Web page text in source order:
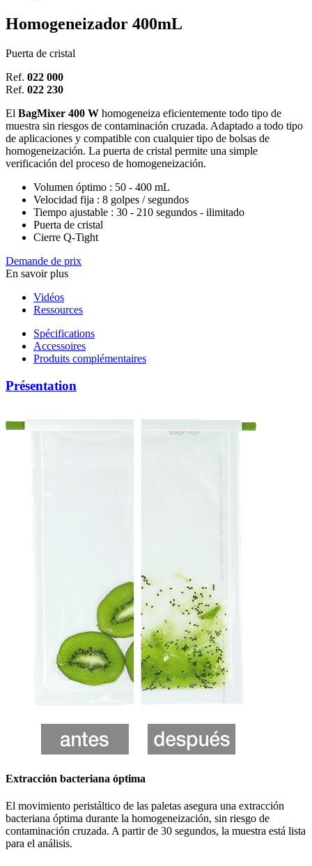
Homogeneizador 400mL
Puerta de cristal
Ref. 022 000
Ref. 022 230
El BagMixer 400 W homogeneiza eficientemente todo tipo de
muestra sin riesgos de contaminación cruzada. Adaptado a todo tipo
de aplicaciones y compatible con cualquier tipo de bolsas de
homogeneización. La puerta de cristal permite una simple
verificación del proceso de homogeneización.
Volumen óptimo : 50 - 400 mL
Velocidad fija : 8 golpes / segundos
Tiempo ajustable : 30 - 210 segundos - ilimitado
Puerta de cristal
Cierre Q-Tight
Demande de prix
En savoir plus
Vidéos
Ressources
Spécifications
Accessoires
Produits complémentaires
Présentation
Extracción bacteriana óptima
El movimiento peristáltico de las paletas asegura una extracción
bacteriana óptima durante la homogeneización, sin riesgo de
contaminación cruzada. A partir de 30 segundos, la muestra está lista
para el análisis.